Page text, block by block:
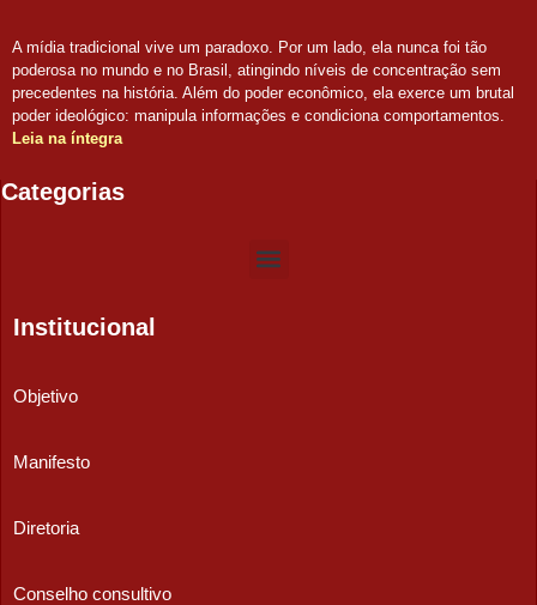
A mídia tradicional vive um paradoxo. Por um lado, ela nunca foi tão
poderosa no mundo e no Brasil, atingindo níveis de concentração sem
precedentes na história. Além do poder econômico, ela exerce um brutal
poder ideológico: manipula informações e condiciona comportamentos.
Leia na íntegra
Categorias
Institucional
Objetivo
Manifesto
Diretoria
Conselho consultivo